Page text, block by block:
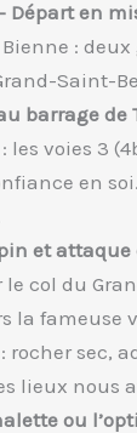
Départ en
:
Saint-
barrage de
les voies 3
en
et attaque
le col du
la fameuse
rocher sec,
lieux nous
ou